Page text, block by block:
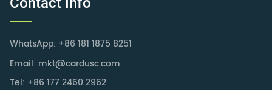
WhatsApp: +86 181 1875 8251
Email: mkt@cardusc.com
Tel: +86 177 2460 2962